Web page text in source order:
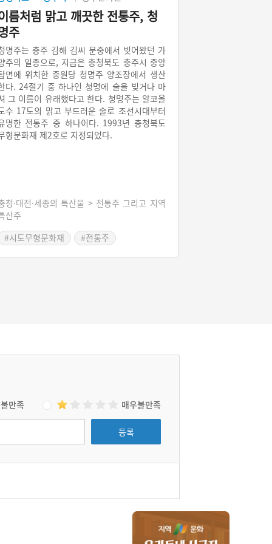
름처럼 맑고 깨끗한 전통주, 청
주
명주는 충주 김해 김씨 문중에서 빚어왔던 가
주의 일종으로, 지금은 충청북도 충주시 중앙
면에 위치한 중원당 청명주 양조장에서 생산
다. 24절기 중 하나인 청명에 술을 빚거나 마
그 이름이 유래했다고 한다. 청명주는 알코올
수 17도의 맑고 부드러운 술로 조선시대부터
명한 전통주 중 하나이다. 1993년 충청북도
형문화재 제2호로 지정되었다.
청·대전·세종의 특산물 > 전통주 그리고 지역
산주
#시도무형문화재
#전통주
불만족 매우불만족
등록